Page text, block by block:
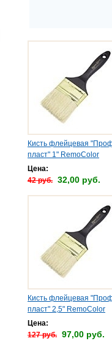
Кисть флейцевая
пласт" 1" RemoColor
Цена:
42 руб. 32,00 руб.
Кисть флейцевая
пласт" 2,5" RemoColor
Цена:
127 руб. 97,00 руб.